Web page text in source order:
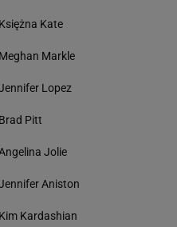
Księżna Kate
Meghan Markle
Lopez
Brad Pitt
Jolie
Aniston
Kim Kardashian